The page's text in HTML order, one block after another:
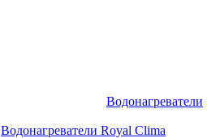
Водонагреватели
Водонагреватели Royal Clima